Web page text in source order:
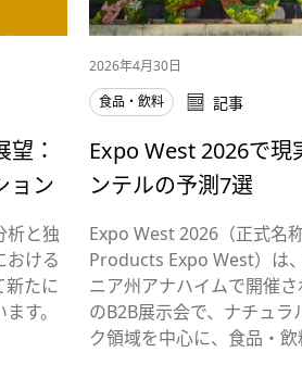
：
ョン
析と独
おける
新たに
す。
2026年4月30日
食品・飲料
記事
Expo West 2026で現
ンテルの予測7選
Expo West 2026（正式名
Products Expo West）は
ニア州アナハイムで開催
のB2B展示会で、ナチュラ
ク領域を中心に、食品・